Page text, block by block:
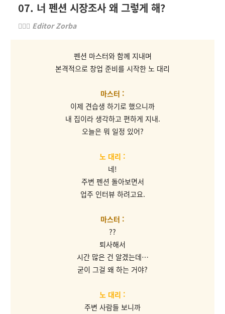
07. 너 펜션 시장조사 왜 그렇게 해?
🏄🏻‍♂️ Editor Zorba
펜션 마스터와 함께 지내며
본격적으로 창업 준비를 시작한 노 대리
마스터 :
이제 견습생 하기로 했으니까
내 집이라 생각하고 편하게 지내.
오늘은 뭐 일정 있어?
노 대리 :
네!
주변 펜션 돌아보면서
업주 인터뷰 하려고요.
마스터 :
??
퇴사해서
시간 많은 건 알겠는데…
굳이 그걸 왜 하는 거야?
노 대리 :
주변 사람들 보니까